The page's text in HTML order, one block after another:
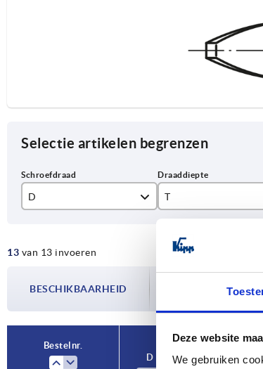
Deze website
We gebruiken
Selectie artikelen begrenzen
D
M8
M12
T
14
22
13 van 13 invoeren
BESCHIKBAARHEID
De beschikbaarheid
bijgewerkt. In de
Bestelnr.
D
T